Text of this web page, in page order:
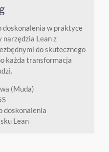
doskonalenia w praktyce
narzędzia Lean z
do skutecznego
każda transformacja
(Muda)
doskonalenia
Lean